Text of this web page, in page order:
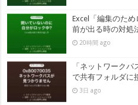
Excel「編集のた
前が出る時の対処
20時間 ago
「ネットワークパ
で共有フォルダに
3日 ago